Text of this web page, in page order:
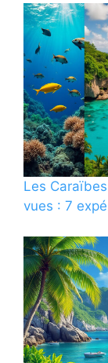
Les
vues : 7